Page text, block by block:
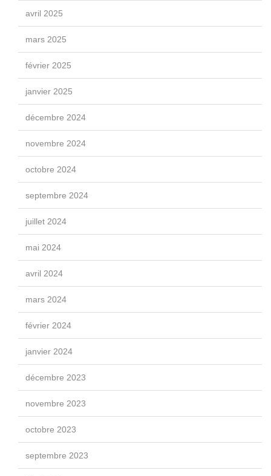
avril 2025
mars 2025
février 2025
janvier 2025
décembre 2024
novembre 2024
octobre 2024
septembre 2024
juillet 2024
mai 2024
avril 2024
mars 2024
février 2024
janvier 2024
décembre 2023
novembre 2023
octobre 2023
septembre 2023